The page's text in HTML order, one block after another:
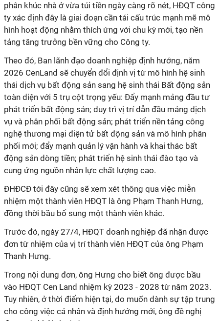
phân khúc nhà ở vừa túi tiền ngày càng rõ nét, HĐQT công
ty xác định đây là giai đoạn cần tái cấu trúc mạnh mẽ mô
hình hoạt động nhằm thích ứng với chu kỳ mới, tạo nền
tảng tăng trưởng bền vững cho Công ty.
Theo đó, Ban lãnh đạo doanh nghiệp định hướng, năm
2026 CenLand sẽ chuyển đổi định vị từ mô hình hệ sinh
thái dịch vụ bất động sản sang hệ sinh thái Bất động sản
toàn diện với 5 trụ cột trọng yếu: Đẩy mạnh mảng đầu tư
phát triển bất động sản; duy trì vị trí dẫn đầu mảng dịch
vụ và phân phối bất động sản; phát triển nền tảng công
nghệ thương mại điện tử bất động sản và mô hình phân
phối mới; đẩy mạnh quản lý vận hành và khai thác bất
động sản dòng tiền; phát triển hệ sinh thái đào tạo và
cung ứng nguồn nhân lực chất lượng cao.
ĐHĐCĐ tới đây cũng sẽ xem xét thông qua việc miễn
nhiệm một thành viên HĐQT là ông Phạm Thanh Hưng,
đồng thời bầu bổ sung một thành viên khác.
Trước đó, ngày 27/4, HĐQT doanh nghiệp đã nhận được
đơn từ nhiệm của vị trí thành viên HĐQT của ông Phạm
Thanh Hưng.
Trong nội dung đơn, ông Hưng cho biết ông được bầu
vào HĐQT Cen Land nhiệm kỳ 2023 - 2028 từ năm 2023.
Tuy nhiên, ở thời điểm hiện tại, do muốn dành sự tập trung
cho công việc cá nhân và định hướng mới, ông đề nghị